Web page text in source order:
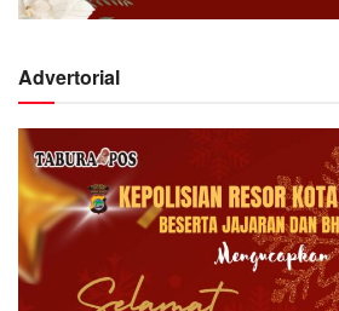
Advertorial